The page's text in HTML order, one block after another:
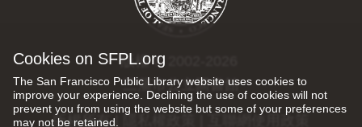
Cookies on SFPL.org
The San Francisco Public Library website uses cookies to
improve your experience. Declining the use of cookies will not
prevent you from using the website but some of your preferences
may not be retained.
版權 © 2002-2026
三藩市公立圖書館
版權所有 |